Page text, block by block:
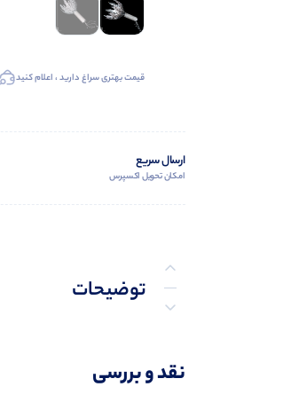
قیمت بهتری سراغ دارید ، اعلام کنید
ارسال سریع
امکان تحویل اکسپرس
توضیحات
نظرات (0)
نقد و بررسی